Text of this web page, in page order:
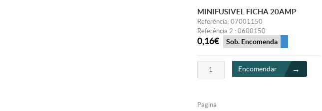
MINIFUSIVEL FICHA 20AMP
Referência: 07001150
Referência 2 : 0600150
0,16€ Sob. Encomenda
Encomendar
Pagina